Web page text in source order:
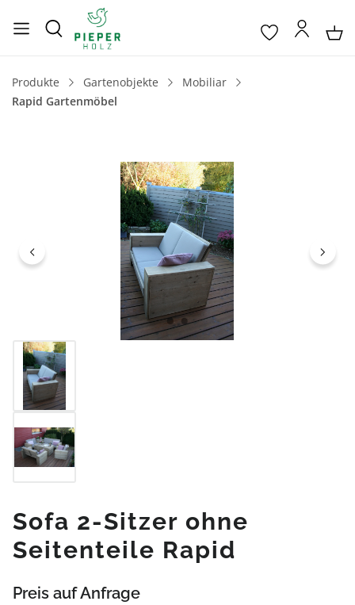
Produkte Gartenobjekte
Mobiliar
Rapid Gartenmöbel
Bildergalerie überspringen
Sofa 2-Sitzer ohne
Seitenteile Rapid
Preis auf Anfrage